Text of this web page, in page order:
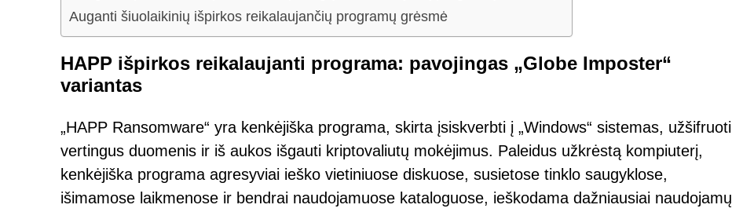
Auganti šiuolaikinių išpirkos reikalaujančių programų grėsmė
HAPP išpirkos reikalaujanti programa: pavojingas „Globe Imposter“
variantas
„HAPP Ransomware“ yra kenkėjiška programa, skirta įsiskverbti į „Windows“ sistemas, užšifruoti
vertingus duomenis ir iš aukos išgauti kriptovaliutų mokėjimus. Paleidus užkrėstą kompiuterį,
kenkėjiška programa agresyviai ieško vietiniuose diskuose, susietose tinklo saugyklose,
išimamose laikmenose ir bendrai naudojamuose kataloguose, ieškodama dažniausiai naudojamų